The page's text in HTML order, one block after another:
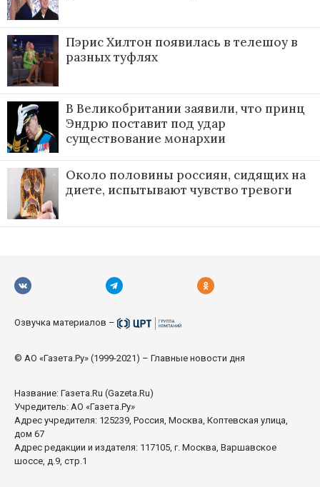
Пэрис Хилтон появилась в телешоу в
разных туфлях
В Великобритании заявили, что принц
Эндрю поставит под удар
существование монархии
Около половины россиян, сидящих на
диете, испытывают чувство тревоги
Озвучка материалов –
© АО «Газета.Ру» (1999-2021) – Главные новости дня
Название: Газета.Ru (Gazeta.Ru)
Учредитель: АО «Газета.Ру»
Адрес учредителя: 125239, Россия, Москва, Коптевская улица,
дом 67
Адрес редакции и издателя: 117105, г. Москва, Варшавское
шоссе, д.9, стр.1